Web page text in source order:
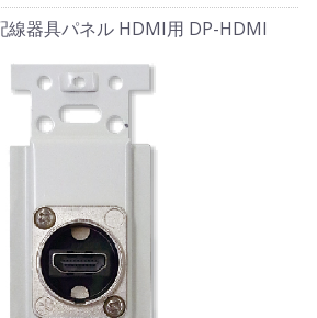
線器具パネル HDMI用 DP-HDMI